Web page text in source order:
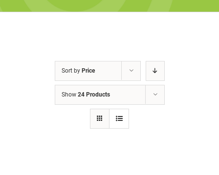
Sort by Price
Show 24 Products